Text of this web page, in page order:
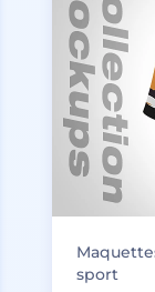
sport